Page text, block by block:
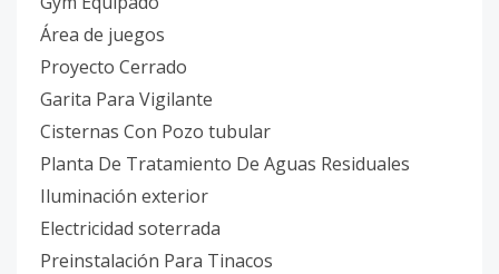
Área de juegos
Proyecto Cerrado
Garita Para Vigilante
Cisternas Con Pozo tubular
Planta De Tratamiento De Aguas Residuales
Iluminación exterior
Electricidad soterrada
Preinstalación Para Tinacos